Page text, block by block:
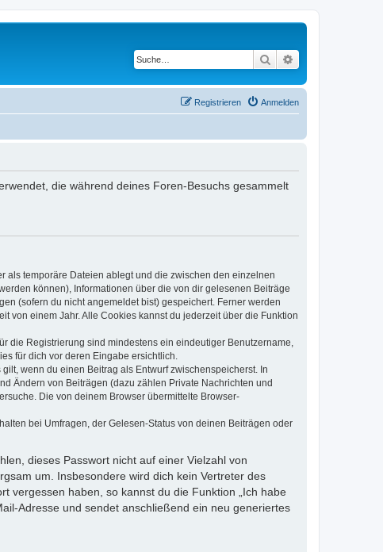
Suche
Anmelden
Registrieren
die während deines Foren-Besuchs gesammelt
als temporäre Dateien ablegt und die zwischen den einzelnen
können), Informationen über die von dir gelesenen Beiträge
(sofern du nicht angemeldet bist) gespeichert. Ferner werden
von einem Jahr. Alle Cookies kannst du jederzeit über die Funktion
die Registrierung sind mindestens ein eindeutiger Benutzername,
für dich vor deren Eingabe ersichtlich.
wenn du einen Beitrag als Entwurf zwischenspeicherst. In
Ändern von Beiträgen (dazu zählen Private Nachrichten und
Die von deinem Browser übermittelte Browser-
bei Umfragen, der Gelesen-Status von deinen Beiträgen oder
dieses Passwort nicht auf einer Vielzahl von
um. Insbesondere wird dich kein Vertreter des
vergessen haben, so kannst du die Funktion „Ich habe
Adresse und sendet anschließend ein neu generiertes